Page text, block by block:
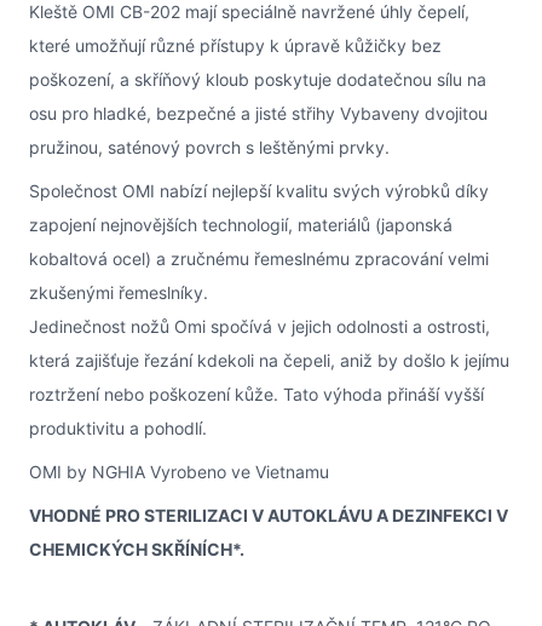
Kleště OMI CB-202 mají speciálně navržené úhly čepelí,
které umožňují různé přístupy k úpravě kůžičky bez
poškození, a skříňový kloub poskytuje dodatečnou sílu na
osu pro hladké, bezpečné a jisté střihy Vybaveny dvojitou
pružinou, saténový povrch s leštěnými prvky.
Společnost OMI nabízí nejlepší kvalitu svých výrobků díky
zapojení nejnovějších technologií, materiálů (japonská
kobaltová ocel) a zručnému řemeslnému zpracování velmi
zkušenými řemeslníky.
Jedinečnost nožů Omi spočívá v jejich odolnosti a ostrosti,
která zajišťuje řezání kdekoli na čepeli, aniž by došlo k jejímu
roztržení nebo poškození kůže. Tato výhoda přináší vyšší
produktivitu a pohodlí.
OMI by NGHIA Vyrobeno ve Vietnamu
VHODNÉ PRO STERILIZACI V AUTOKLÁVU A DEZINFEKCI V
CHEMICKÝCH SKŘÍNÍCH*.